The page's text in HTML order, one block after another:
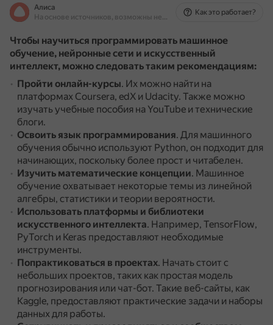
Алиса
На основе источников, возможны неточности
Как это работает?
Чтобы научиться программировать машинное
обучение, нейронные сети и искусственный
интеллект, можно следовать таким рекомендациям:
Пройти онлайн-курсы. Их можно найти на
платформах Coursera, edX и Udacity. Также можно
изучать учебные пособия на YouTube и технические
блоги.
Освоить язык программирования. Для машинного
обучения обычно используют Python, он подходит для
начинающих, поскольку более прост и читабелен.
Изучить математические концепции. Машинное
обучение охватывает некоторые темы из линейной
алгебры, статистики и теории вероятности.
Использовать платформы и библиотеки
искусственного интеллекта. Например, TensorFlow,
PyTorch и Keras предоставляют необходимые
инструменты.
Попрактиковаться в проектах. Начать стоит с
небольших проектов, таких как простая модель
прогнозирования или чат-бот. Такие веб-сайты, как
Kaggle, предоставляют практические задачи и наборы
данных для работы.